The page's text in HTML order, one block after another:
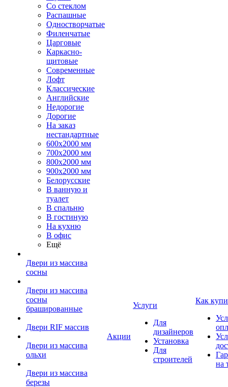
Со стеклом
Распашные
Одностворчатые
Филенчатые
Царговые
Каркасно-
щитовые
Современные
Лофт
Классические
Английские
Недорогие
Дорогие
На заказ
нестандартные
600х2000 мм
700х2000 мм
800х2000 мм
900х2000 мм
Белорусские
В ванную и
туалет
В спальню
В гостиную
На кухню
В офис
Ещё
Двери из массива
сосны
Двери из массива
сосны
брашированные
Двери RIF массив
Двери из массива
ольхи
Двери из массива
березы
Акции
Услуги
Для
дизайнеров
Установка
Для
строителей
Как
на